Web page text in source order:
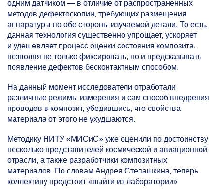
одним датчиком — в отличие от распространенных
методов дефектоскопии, требующих размещения
аппаратуры по обе стороны изучаемой детали. То есть,
данная технология существенно упрощает, ускоряет
и удешевляет процесс оценки состояния композита,
позволяя не только фиксировать, но и предсказывать
появление дефектов бесконтактным способом.
На данный момент исследователи отработали
различные режимы измерения и сам способ внедрения
проводов в композит, убедившись, что свойства
материала от этого не ухудшаются.
Методику НИТУ «МИСиС» уже оценили по достоинству
несколько представителей космической и авиационной
отрасли, а также разработчики композитных
материалов. По словам Андрея Степашкина, теперь
коллективу предстоит «выйти из лаборатории»